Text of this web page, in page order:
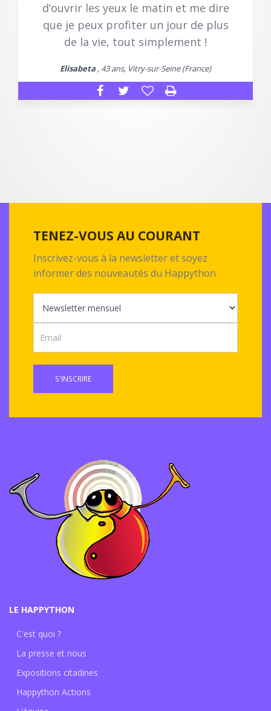
d’ouvrir les yeux le matin et me dire
que je peux profiter un jour de plus
de la vie, tout simplement !
Elisabeta , 43 ans, Vitry-sur-Seine (France)
TENEZ-VOUS AU COURANT
Inscrivez-vous à la newsletter et soyez
informer des nouveautés du Happython
S'INSCRIRE
LE HAPPYTHON
C'est quoi ?
La presse et nous
Expositions citadines
Happython Actions